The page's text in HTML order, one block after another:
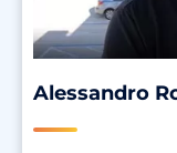
Alessandro